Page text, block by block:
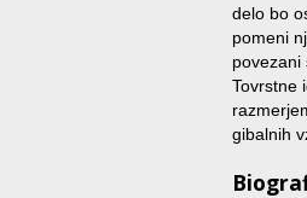
delo bo
pomeni
povezani
Tovrstne
gibalnih